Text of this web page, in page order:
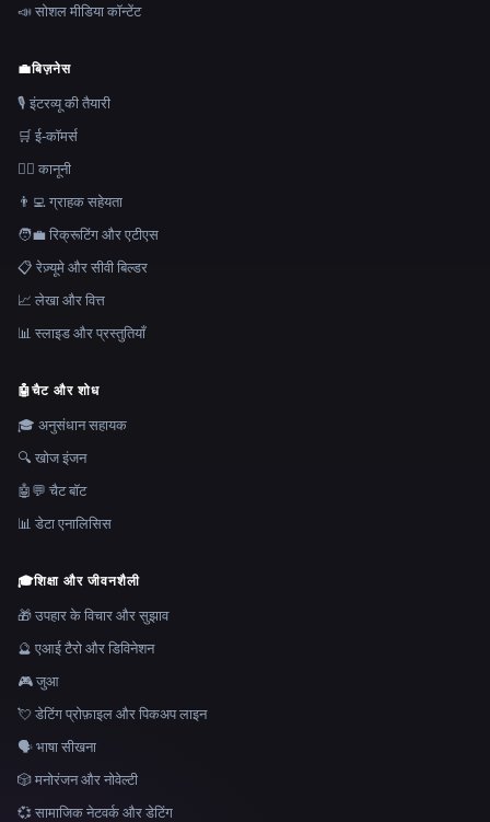
📣 सोशल मीडिया कॉन्टेंट
💼बिज़नेस
🎙️ इंटरव्यू की तैयारी
🛒 ई-कॉमर्स
👩‍⚖️ कानूनी
👨‍💻 ग्राहक सहेयता
🧑‍💼 रिक्रूटिंग और एटीएस
📋 रेज़्यूमे और सीवी बिल्डर
📈 लेखा और वित्त
📊 स्लाइड और प्रस्तुतियाँ
🤖चैट और शोध
🎓 अनुसंधान सहायक
🔍 खोज इंजन
🤖💬 चैट बॉट
📊 डेटा एनालिसिस
🎓शिक्षा और जीवनशैली
🎁 उपहार के विचार और सुझाव
🔮 एआई टैरो और डिविनेशन
🎮 जुआ
💘 डेटिंग प्रोफ़ाइल और पिकअप लाइन
🗣️ भाषा सीखना
🎲 मनोरंजन और नोवेल्टी
💞 सामाजिक नेटवर्क और डेटिंग